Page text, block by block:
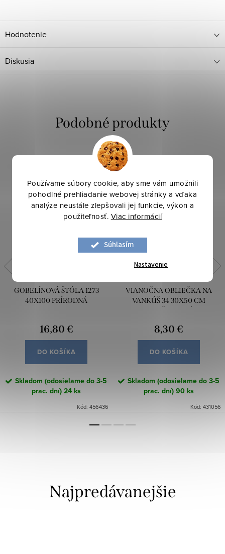
Používame súbory cookie, aby sme vám umožnili
pohodlné prehliadanie webovej stránky a vďaka
analýze neustále zlepšovali jej funkcie, výkon a
použiteľnosť. Viac informácií
Súhlasím
Nastavenie
Hodnotenie
Diskusia
GOBELÍNOVÁ ŠTÓLA 1273
40X100 PRÍRODNÁ
16,80 €
DO KOŠÍKA
Skladom (odosielame do 3-5
prac. dní) 24 ks
Kód: 456436
Novinka
VIANOČNA OBLIEČKA NA
VANKÚŠ 34 30X50 CM
8,30 €
DO KOŠÍKA
Skladom (odosielame do 3-5
prac. dní) 90 ks
Kód: 431056
Najpredávanejšie